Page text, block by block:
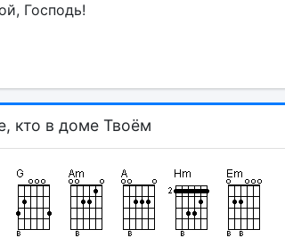
Господь!
кто в доме Твоём